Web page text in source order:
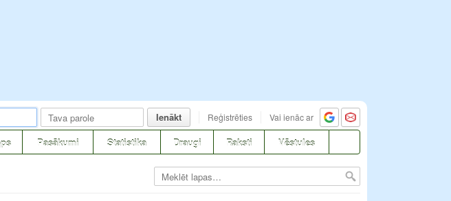
Ienākt Reģistrēties Vai ienāc ar
Pasākumi Statistika Draugi Raksti Vēstules